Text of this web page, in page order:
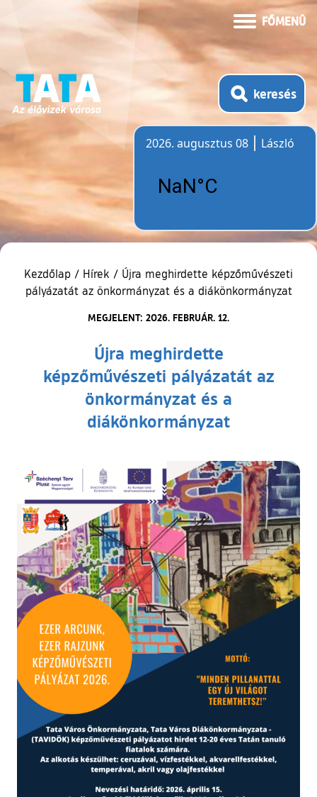
FŐMENÜ
keresés
2026. augusztus 08
László
Kezdőlap / Hírek / Újra meghirdette képzőművészeti
pályázatát az önkormányzat és a diákönkormányzat
MEGJELENT: 2026. FEBRUÁR. 12.
Újra meghirdette
képzőművészeti pályázatát az
önkormányzat és a
diákönkormányzat